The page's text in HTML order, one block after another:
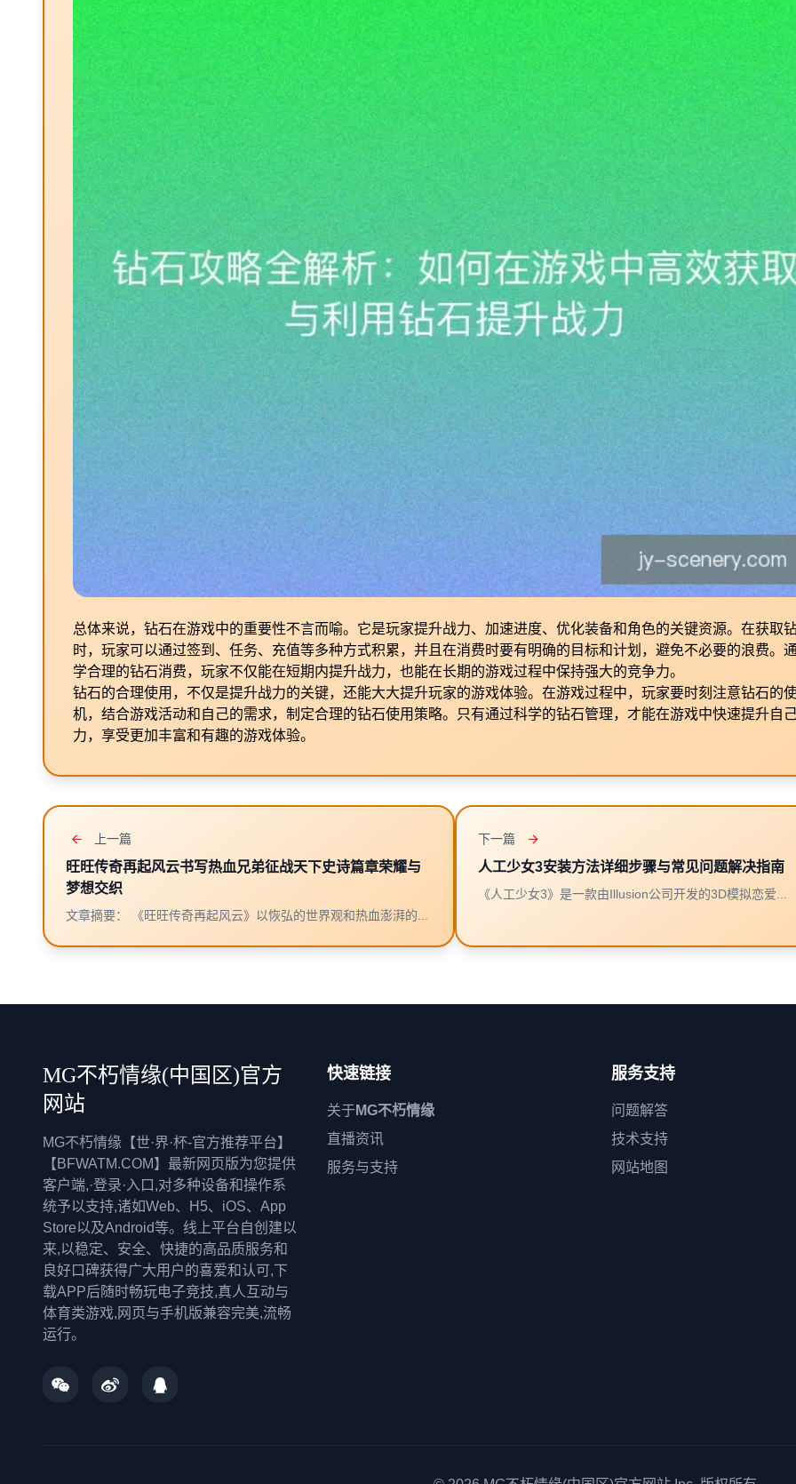
总体来说，钻石在游戏中的重要性不言而喻。它是玩家提升战力、加速进度、优化装备和角色的关键资源。在获取
时，玩家可以通过签到、任务、充值等多种方式积累，并且在消费时要有明确的目标和计划，避免不必要的浪费。
学合理的钻石消费，玩家不仅能在短期内提升战力，也能在长期的游戏过程中保持强大的竞争力。
钻石的合理使用，不仅是提升战力的关键，还能大大提升玩家的游戏体验。在游戏过程中，玩家要时刻注意钻石的
机，结合游戏活动和自己的需求，制定合理的钻石使用策略。只有通过科学的钻石管理，才能在游戏中快速提升自
力，享受更加丰富和有趣的游戏体验。
上一篇
旺旺传奇再起风云书写热血兄弟征战天下史诗篇章荣耀与
梦想交织
文章摘要： 《旺旺传奇再起风云》以恢弘的世界观和热血澎湃的...
下一篇
人工少女3安装方法详细步骤与常见问题解决指南
《人工少女3》是一款由Illusion公司开发的3D模拟恋爱...
MG不朽情缘(中国区)官方
网站
MG不朽情缘【世·界·杯-官方推荐平台】
【BFWATM.COM】最新网页版为您提供
客户端,·登录·入口,对多种设备和操作系
统予以支持,诸如Web、H5、iOS、App
Store以及Android等。线上平台自创建以
来,以稳定、安全、快捷的高品质服务和
良好口碑获得广大用户的喜爱和认可,下
载APP后随时畅玩电子竞技,真人互动与
体育类游戏,网页与手机版兼容完美,流畅
运行。
快速链接
关于 MG不朽情缘
直播资讯
服务与支持
服务支持
问题解答
技术支持
网站地图